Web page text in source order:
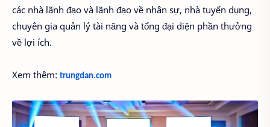
các nhà lãnh đạo và lãnh đạo về nhân sự, nhà tuyển dụng,
chuyên gia quản lý tài năng và tổng đại diện phần thưởng
về lợi ích.
Xem thêm: trungdan.com